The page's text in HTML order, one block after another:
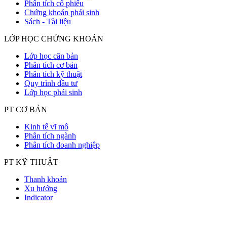
Phân tích cổ phiếu
Chứng khoán phái sinh
Sách - Tài liệu
LỚP HỌC CHỨNG KHOÁN
Lớp học căn bản
Phân tích cơ bản
Phân tích kỹ thuật
Quy trình đầu tư
Lớp học phái sinh
PT CƠ BẢN
Kinh tế vĩ mô
Phân tích ngành
Phân tích doanh nghiệp
PT KỸ THUẬT
Thanh khoản
Xu hướng
Indicator